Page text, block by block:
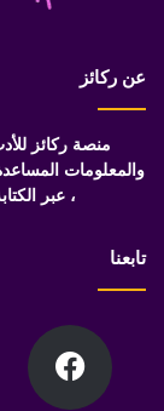
عن ركائز
منصة ركائز
والمعلومات
، عبر
تابعنا